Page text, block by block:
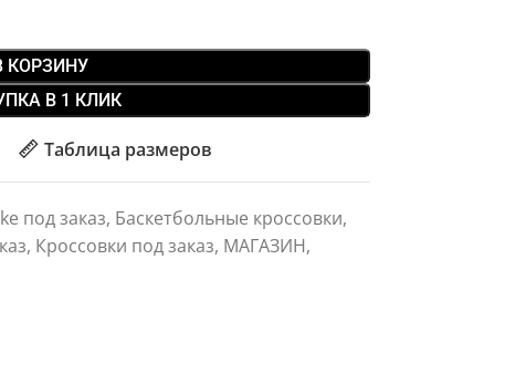
КОРЗИНУ
В 1 КЛИК
Таблица размеров
под заказ, Баскетбольные кроссовки,
, Кроссовки под заказ, МАГАЗИН,